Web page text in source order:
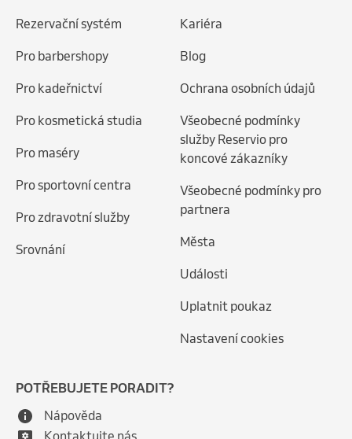
Rezervační systém
Pro barbershopy
Pro kadeřnictví
Pro kosmetická studia
Pro maséry
Pro sportovní centra
Pro zdravotní služby
Srovnání
Kariéra
Blog
Ochrana osobních údajů
Všeobecné podmínky
služby Reservio pro
koncové zákazníky
Všeobecné podmínky pro
partnera
Města
Události
Uplatnit poukaz
Nastavení cookies
POTŘEBUJETE PORADIT?
Nápověda